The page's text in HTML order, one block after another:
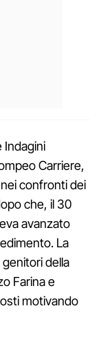
Indagini
Carriere,
confronti dei
che, il 30
avanzato
La
della
Farina e
motivando